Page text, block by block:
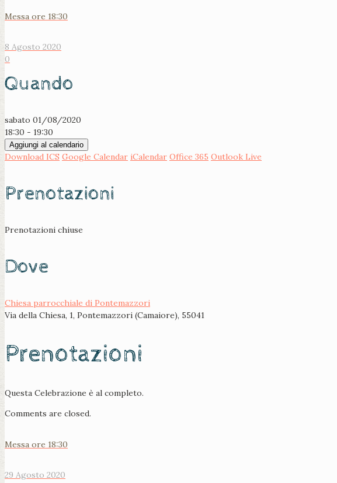
Messa ore 18:30
8 Agosto 2020
0
Quando
sabato 01/08/2020
18:30 - 19:30
Aggiungi al calendario
Download ICS Google Calendar iCalendar Office 365 Outlook Live
Prenotazioni
Prenotazioni chiuse
Dove
Chiesa parrocchiale di Pontemazzori
Via della Chiesa, 1, Pontemazzori (Camaiore), 55041
Prenotazioni
Questa Celebrazione è al completo.
Comments are closed.
Messa ore 18:30
29 Agosto 2020